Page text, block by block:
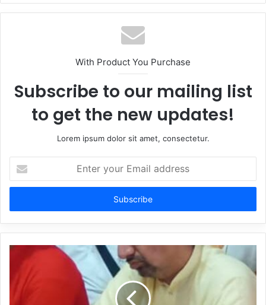
With Product You Purchase
Subscribe to our mailing list
to get the new updates!
Lorem ipsum dolor sit amet, consectetur.
your
Email